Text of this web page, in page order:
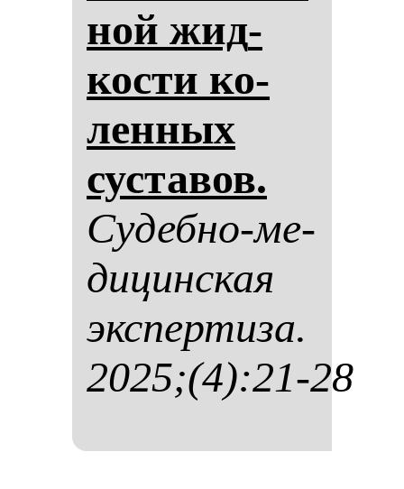
ной жид­
кос­ти ко­
лен­ных
сус­та­вов.
Су­деб­но-ме­
ди­цин­ская
эк­спер­ти­за.
2025;(4):21-28